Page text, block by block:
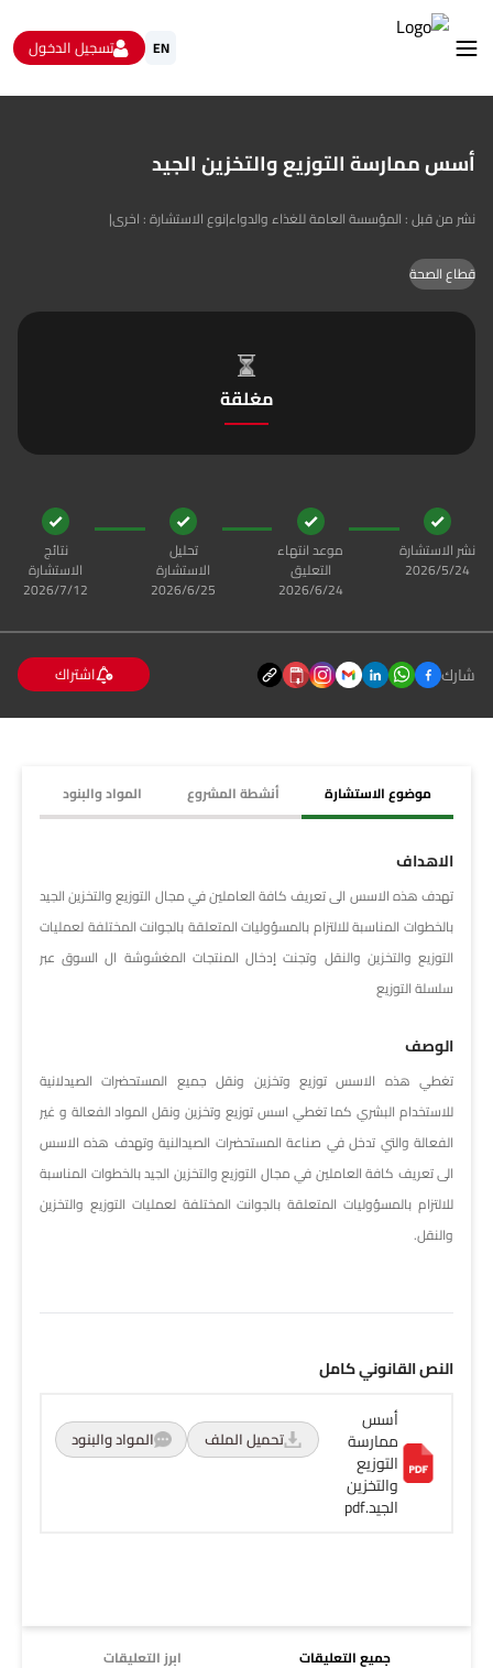
EN تسجيل الدخول
الاستبيانات و استطلاعات الرأي
البيانات المفتوحة
تواصل معنا
أسس ممارسة التوزيع والتخزين الجيد
نشر من قبل : المؤسسة العامة للغذاء والدواء|نوع الاستشارة : اخرى|
قطاع الصحة
مغلقة
نشر الاستشارة
24‏‏/5‏‏/2026
موعد انتهاء
التعليق
24‏‏/6‏‏/2026
تحليل
الاستشارة
25‏‏/6‏‏/2026
نتائج
الاستشارة
12‏‏/7‏‏/2026
شارك اشتراك
موضوع الاستشارة أنشطة المشروع المواد والبنود
الاهداف
تهدف هذه الاسس الى تعريف كافة العاملين في مجال التوزيع والتخزين الجيد
بالخطوات المناسبة للالتزام بالمسؤوليات المتعلقة بالجوانت المختلفة لعمليات
التوزيع والتخزين والنقل وتجنت إدخال المنتجات المغشوشة ال السوق عبر
سلسلة التوزيع
الوصف
تغطي هذه الاسس توزيع وتخزين ونقل جميع المستحضرات الصيدلانية
للاستخدام البشري كما تغطي اسس توزيع وتخزين ونقل المواد الفعالة و غير
الفعالة والتي تدخل في صناعة المستحضرات الصيدالنية وتهدف هذه الاسس
الى تعريف كافة العاملين في مجال التوزيع والتخزين الجيد بالخطوات المناسبة
للالتزام بالمسؤوليات المتعلقة بالجوانت المختلفة لعمليات التوزيع والتخزين
والنقل.
النص القانوني كامل
أسس
ممارسة
التوزيع
والتخزين
الجيد.pdf
تحميل الملف المواد والبنود
جميع التعليقات ابرز التعليقات